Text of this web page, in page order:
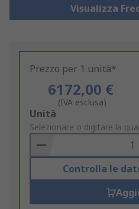
Visualizza
Prezzo per 1 unità*
6172,00 €
(IVA esclusa)
Add
to
Basket
Unità
Selezionare o digitare la
Controlla le